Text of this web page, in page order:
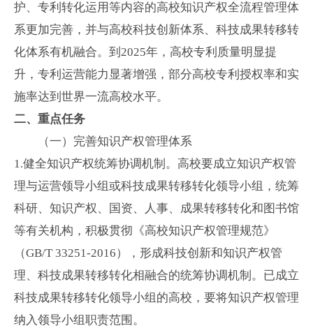
护、专利转化运用等内容的高校知识产权全流程管理体
系更加完善，并与高校科技创新体系、科技成果转移转
化体系有机融合。到 2025年，高校专利质量明显提
升，专利运营能力显著增强，部分高校专利授权率和实
施率达到世界一流高校水平。
二、重点任务
（一）完善知识产权管理体系
1.健全知识产权统筹协调机制。高校要成立知识产权管
理与运营领导小组或科技成果转移转化领导小组，统筹
科研、知识产权、国资、人事、成果转移转化和图书馆
等有关机构，积极贯彻《高校知识产权管理规范》
（GB/T 33251-2016），形成科技创新和知识产权管
理、科技成果转移转化相融合的统筹协调机制。已成立
科技成果转移转化领导小组的高校，要将知识产权管理
纳入领导小组职责范围。